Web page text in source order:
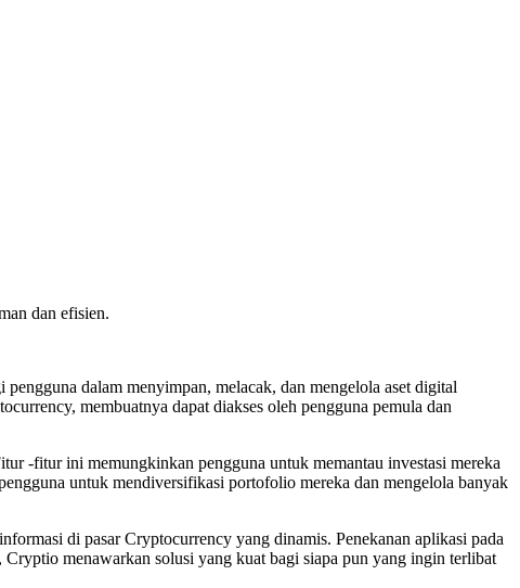
dan efisien.
dalam menyimpan, melacak, dan mengelola aset digital
membuatnya dapat diakses oleh pengguna pemula dan
-fitur ini memungkinkan pengguna untuk memantau investasi mereka
untuk mendiversifikasi portofolio mereka dan mengelola banyak
di pasar Cryptocurrency yang dinamis. Penekanan aplikasi pada
menawarkan solusi yang kuat bagi siapa pun yang ingin terlibat